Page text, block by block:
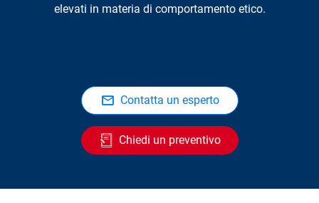
elevati in materia di comportamento etico.
Contatta un esperto
Chiedi un preventivo